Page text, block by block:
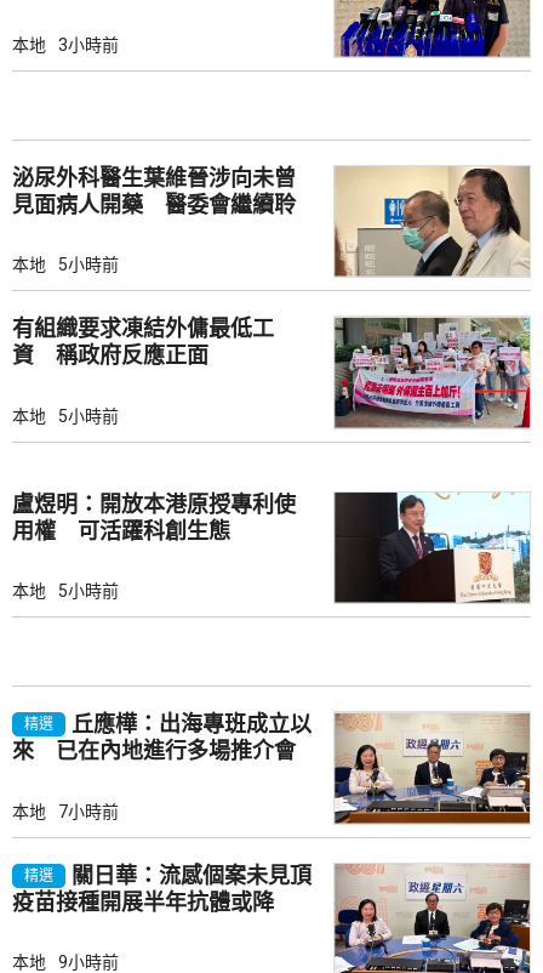
本地 3小時前
泌尿外科醫生葉維晉涉向未曾
見面病人開藥 醫委會繼續聆
本地 5小時前
有組織要求凍結外傭最低工
資 稱政府反應正面
本地 5小時前
盧煜明：開放本港原授專利使
用權 可活躍科創生態
本地 5小時前
精選
丘應樺：出海專班成立以
來 已在內地進行多場推介會
本地 7小時前
精選
關日華：流感個案未見頂
疫苗接種開展半年抗體或降
本地 9小時前